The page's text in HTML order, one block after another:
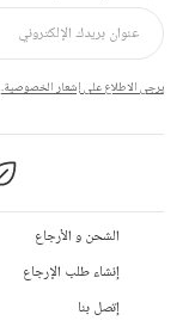
يرجى الاطلاع على إشعار الخصوصية.
الشحن و الأرجاع
إنشاء طلب الإرجاع
إتصل بنا